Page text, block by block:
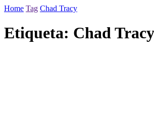
Home Tag Chad Tracy
Etiqueta: Chad Tracy